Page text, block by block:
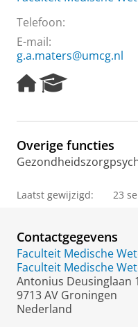
Telefoon:
E-mail:
g.a.maters@umcg.nl
H
o
e
a
g
e
r
c
P
o
t
a
l
Overige functies
Laatst gewijzigd: 23
Contactgegevens
Faculteit Medische
Faculteit Medische
Antonius Deusinglaan 1
9713 AV Groningen
Nederland